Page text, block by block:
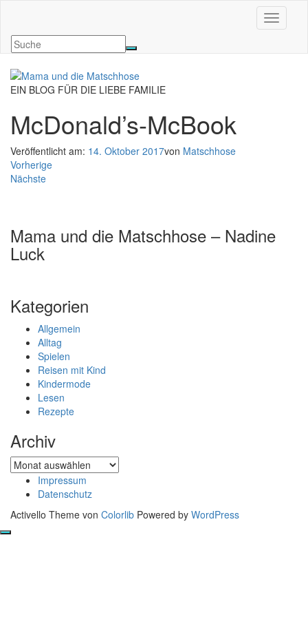
EIN BLOG FÜR DIE LIEBE FAMILIE
McDonald’s-McBook
Veröffentlicht am: 14. Oktober 2017von Matschhose
Vorherige
Nächste
Mama und die Matschhose – Nadine
Luck
Kategorien
Allgemein
Alltag
Spielen
Reisen mit Kind
Kindermode
Lesen
Rezepte
Archiv
Archiv
Impressum
Datenschutz
Activello Theme von Colorlib Powered by WordPress